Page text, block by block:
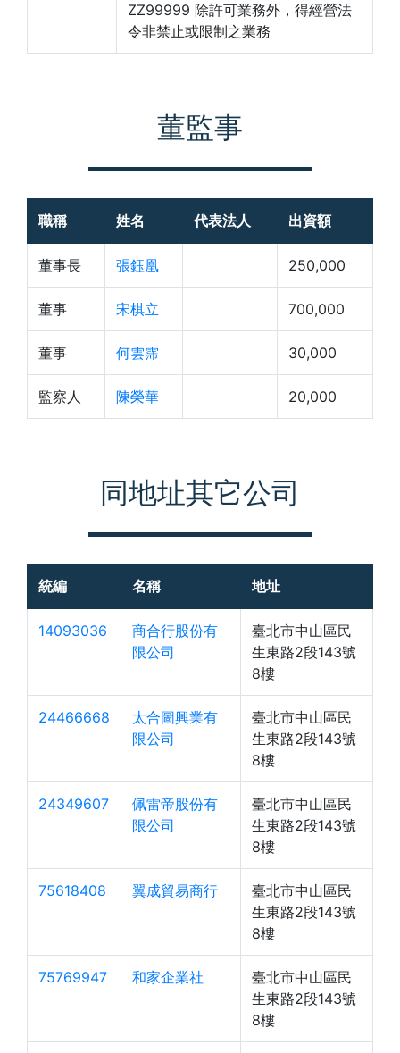
ZZ99999 除許可業務外，得經營法
令非禁止或限制之業務
董監事
職稱 姓名 代表法人 出資額
董事長 張鈺凰 250,000
董事 宋棋立 700,000
董事 何雲霈 30,000
監察人 陳榮華 20,000
同地址其它公司
統編 名稱 地址
14093036
商合行股份有
限公司
臺北市中山區民
生東路2段143號
8樓
24466668
太合圖興業有
限公司
臺北市中山區民
生東路2段143號
8樓
24349607
佩雷帝股份有
限公司
臺北市中山區民
生東路2段143號
8樓
75618408 翼成貿易商行
臺北市中山區民
生東路2段143號
8樓
75769947 和家企業社
臺北市中山區民
生東路2段143號
8樓